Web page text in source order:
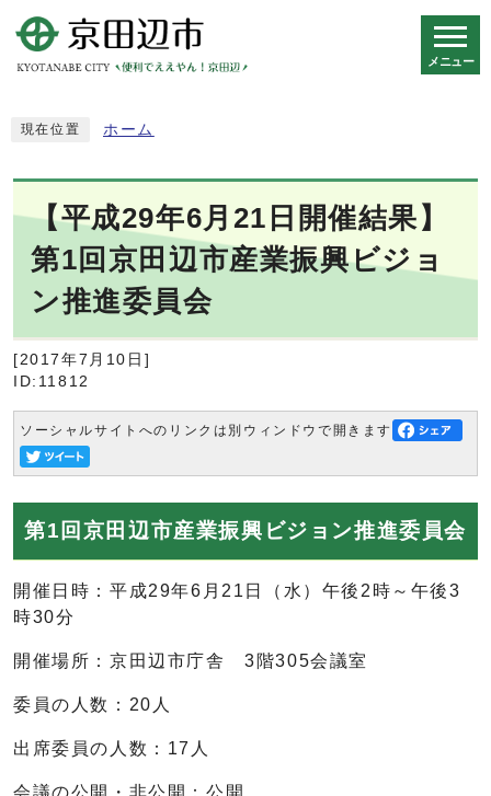
メニュー
現在位置 ホーム
【平成29年6月21日開催結果】
第1回京田辺市産業振興ビジョ
ン推進委員会
[2017年7月10日]
ID:11812
ソーシャルサイトへのリンクは別ウィンドウで開きます
第1回京田辺市産業振興ビジョン推進委員会
開催日時：平成29年6月21日（水）午後2時～午後3
時30分
開催場所：京田辺市庁舎 3階305会議室
委員の人数：20人
出席委員の人数：17人
会議の公開・非公開：公開